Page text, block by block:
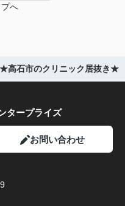
へ
★高石市のクリニック居抜き★
タープライズ
お問い合わせ